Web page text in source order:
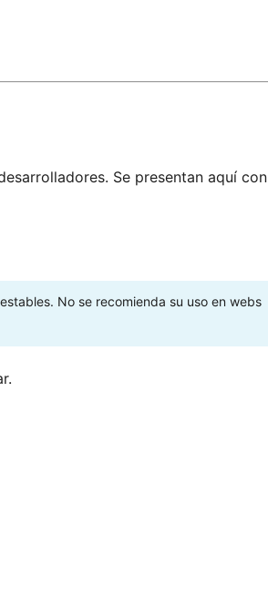
Se presentan aquí con
No se recomienda su uso en webs